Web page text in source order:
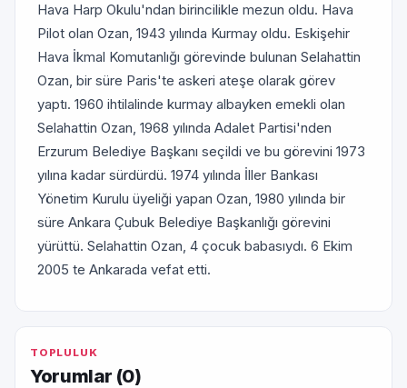
Hava Harp Okulu'ndan birincilikle mezun oldu. Hava
Pilot olan Ozan, 1943 yılında Kurmay oldu. Eskişehir
Hava İkmal Komutanlığı görevinde bulunan Selahattin
Ozan, bir süre Paris'te askeri ateşe olarak görev
yaptı. 1960 ihtilalinde kurmay albayken emekli olan
Selahattin Ozan, 1968 yılında Adalet Partisi'nden
Erzurum Belediye Başkanı seçildi ve bu görevini 1973
yılına kadar sürdürdü. 1974 yılında İller Bankası
Yönetim Kurulu üyeliği yapan Ozan, 1980 yılında bir
süre Ankara Çubuk Belediye Başkanlığı görevini
yürüttü. Selahattin Ozan, 4 çocuk babasıydı. 6 Ekim
2005 te Ankarada vefat etti.
TOPLULUK
Yorumlar (0)